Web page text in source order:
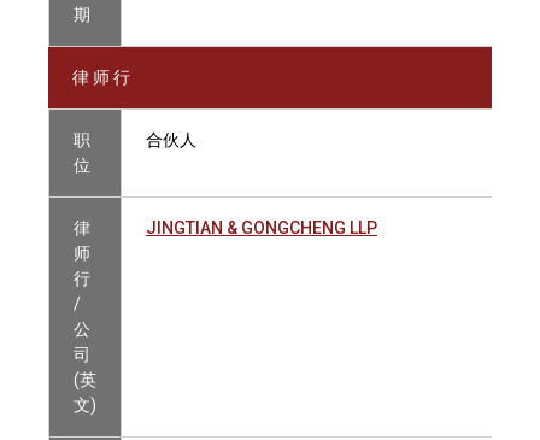
期
律 师 行
职
位
合伙人
律
师
行
/
公
司
(英
文)
JINGTIAN & GONGCHENG LLP